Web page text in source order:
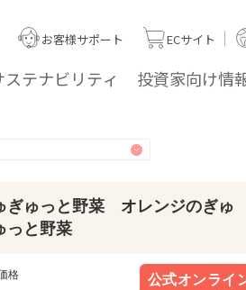
ステナビリティ 投資家向け情
お客様サポート ECサイト
ぎゅっと野菜 オレンジのぎゅ
っと野菜
格 公式オンライ